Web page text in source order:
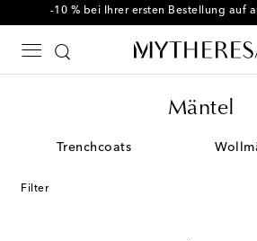
-10 % bei Ihrer ersten Bestellung auf
Mäntel
Trenchcoats
Filter